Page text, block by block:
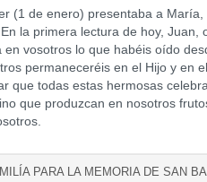
enero) presentaba a María,
la primera lectura de hoy,
vosotros lo que habéis oído
permaneceréis en el Hijo y en
que todas estas hermosas
que produzcan en nosotros
PARA LA MEMORIA DE SAN